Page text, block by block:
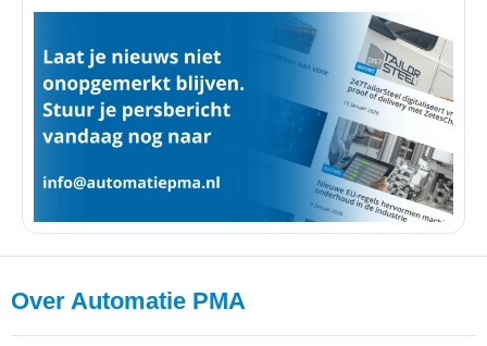
Over Automatie PMA